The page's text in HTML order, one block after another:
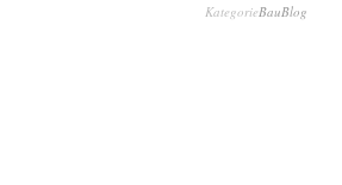
KategorieBauBlog